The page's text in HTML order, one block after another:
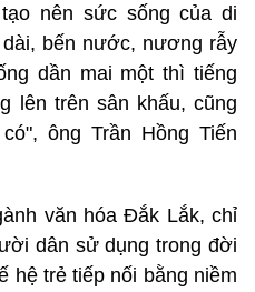
nên sức sống của di
bến nước, nương rẫy
dần mai một thì tiếng
lên trên sân khấu, cũng
ông Trần Hồng Tiến
văn hóa Đắk Lắk, chỉ
dân sử dụng trong đời
hệ trẻ tiếp nối bằng niềm